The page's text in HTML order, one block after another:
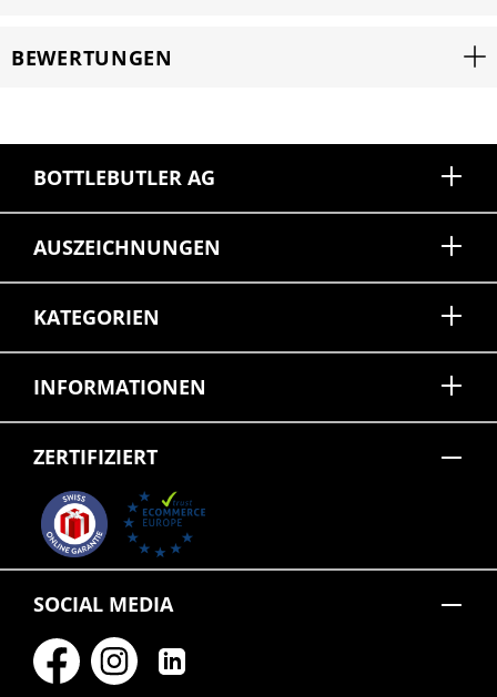
BEWERTUNGEN
BOTTLEBUTLER AG
AUSZEICHNUNGEN
KATEGORIEN
INFORMATIONEN
ZERTIFIZIERT
SOCIAL MEDIA